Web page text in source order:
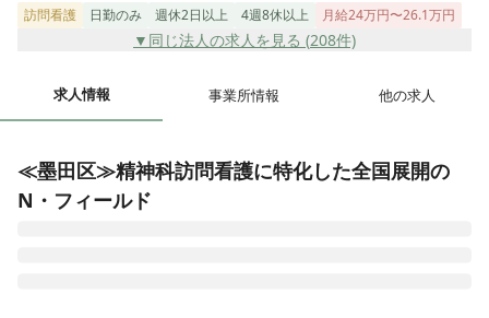
訪問看護 日勤のみ 週休2日以上 4週8休以上 月給24万円〜26.1万円
▼同じ法人の求人を見る (208件)
求人情報 事業所情報 他の求人
≪墨田区≫精神科訪問看護に特化した全国展開の
N・フィールド